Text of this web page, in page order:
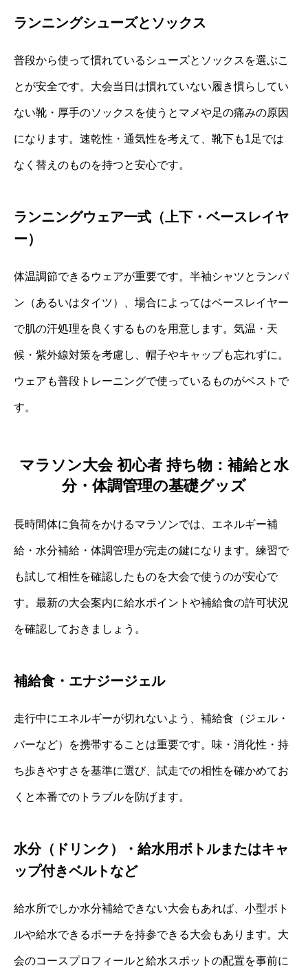
ランニングシューズとソックス
普段から使って慣れているシューズとソックスを選ぶこ
とが安全です。大会当日は慣れていない履き慣らしてい
ない靴・厚手のソックスを使うとマメや足の痛みの原因
になります。速乾性・通気性を考えて、靴下も1足では
なく替えのものを持つと安心です。
ランニングウェア一式（上下・ベースレイヤ
ー）
体温調節できるウェアが重要です。半袖シャツとランパ
ン（あるいはタイツ）、場合によってはベースレイヤー
で肌の汗処理を良くするものを用意します。気温・天
候・紫外線対策を考慮し、帽子やキャップも忘れずに。
ウェアも普段トレーニングで使っているものがベストで
す。
マラソン大会 初心者 持ち物：補給と水
分・体調管理の基礎グッズ
長時間体に負荷をかけるマラソンでは、エネルギー補
給・水分補給・体調管理が完走の鍵になります。練習で
も試して相性を確認したものを大会で使うのが安心で
す。最新の大会案内に給水ポイントや補給食の許可状況
を確認しておきましょう。
補給食・エナジージェル
走行中にエネルギーが切れないよう、補給食（ジェル・
バーなど）を携帯することは重要です。味・消化性・持
ち歩きやすさを基準に選び、試走での相性を確かめてお
くと本番でのトラブルを防げます。
水分（ドリンク）・給水用ボトルまたはキャ
ップ付きベルトなど
給水所でしか水分補給できない大会もあれば、小型ボト
ルや給水できるポーチを持参できる大会もあります。大
会のコースプロフィールと給水スポットの配置を事前に